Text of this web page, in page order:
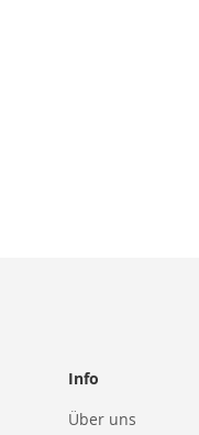
Info
Über uns